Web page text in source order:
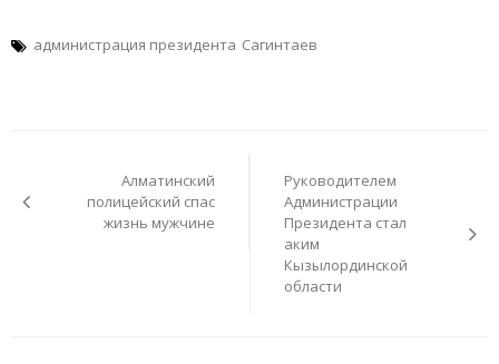
администрация президента Сагинтаев
записям
Алматинский
полицейский спас
жизнь мужчине
Руководителем
Администрации
Президента стал
аким
Кызылординской
области